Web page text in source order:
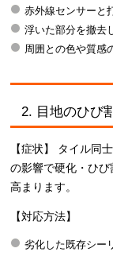
赤外線センサーと
浮いた部分を撤去
周囲との色や質感
2. 目地のひび
【症状】 タイル同
の影響で硬化・ひ
高まります。
【対応方法】
劣化した既存シー